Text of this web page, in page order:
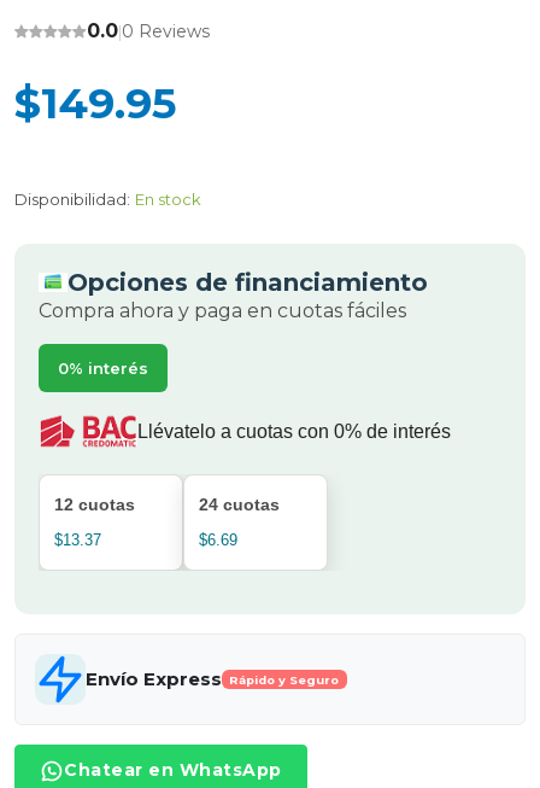
0.0|0 Reviews
$149.95
Disponibilidad: En stock
Opciones de financiamiento
Compra ahora y paga en cuotas fáciles
0% interés
Llévatelo a cuotas con 0% de interés
12 cuotas
$13.37
24 cuotas
$6.69
Envío Express Rápido y Seguro
Chatear en WhatsApp